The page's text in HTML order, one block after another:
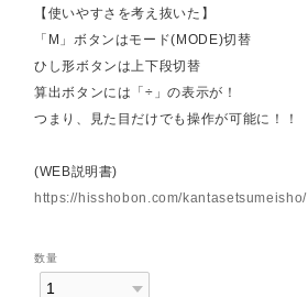
【使いやすさを考え抜いた】
「M」ボタンはモード(MODE)切替
ひし形ボタンは上下段切替
算出ボタンには「÷」の表示が！
つまり、見た目だけでも操作が可能に！！
(WEB説明書)
https://hisshobon.com/kantasetsumeisho/
数量